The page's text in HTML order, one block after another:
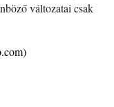
változatai csak